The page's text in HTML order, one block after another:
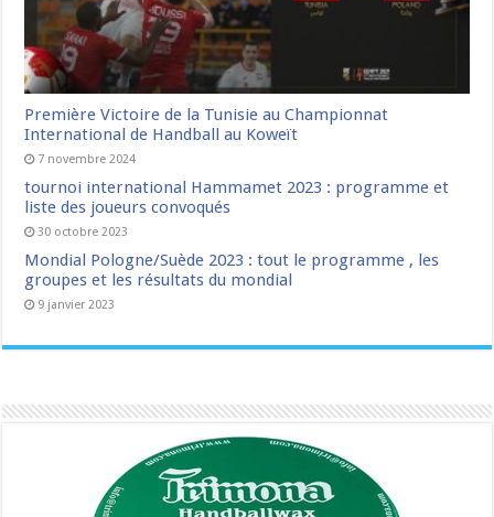
Première Victoire de la Tunisie au Championnat
International de Handball au Koweït
7 novembre 2024
tournoi international Hammamet 2023 : programme et
liste des joueurs convoqués
30 octobre 2023
Mondial Pologne/Suède 2023 : tout le programme , les
groupes et les résultats du mondial
9 janvier 2023